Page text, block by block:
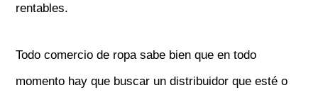
rentables.
Todo comercio de ropa sabe bien que en todo
momento hay que buscar un distribuidor que esté o